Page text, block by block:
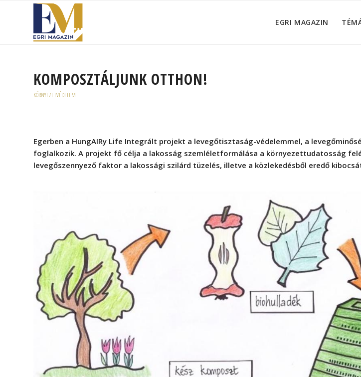
EGRI MAGAZIN
KOMPOSZTÁLJUNK OTTHON!
KÖRNYEZETVÉDELEM
Egerben a HungAIRy Life Integrált projekt a levegőtisztaság-védelemmel, a
foglalkozik. A projekt fő célja a lakosság szemléletformálása a környezettudatosság
levegőszennyező faktor a lakossági szilárd tüzelés, illetve a közlekedésből eredő